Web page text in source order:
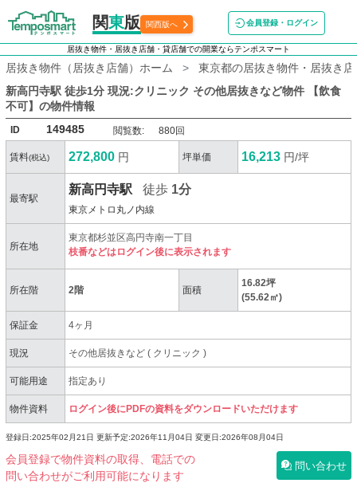
関東版 関西版へ 会員登録・ログイン
居抜き物件・居抜き店舗・貸店舗での開業ならテンポスマート
居抜き物件（居抜き店舗）ホーム
東京都の居抜き物件・居抜き
新高円寺駅 徒歩1分 現況:クリニック その他居抜きなど物件 【飲食
不可】 の物件情報
ID 149485 閲覧数: 880回
賃料(税込) 272,800 円 坪単価 16,213 円/坪
最寄駅
新高円寺駅 徒歩 1分
東京メトロ丸ノ内線
所在地
東京都杉並区高円寺南一丁目
枝番などはログイン後に表示されます
所在階 2階 面積
16.82坪
(55.62㎡)
保証金 4ヶ月
現況 その他居抜きなど( クリニック)
可能用途 指定あり
物件資料 ログイン後にPDFの資料をダウンロードいただけます
登録日:2025年02月21日 更新予定:2026年11月04日 変更日:2026年08月04日
会員登録で物件資料の取得、電話での
問い合わせがご利用可能になります
問い合わせ